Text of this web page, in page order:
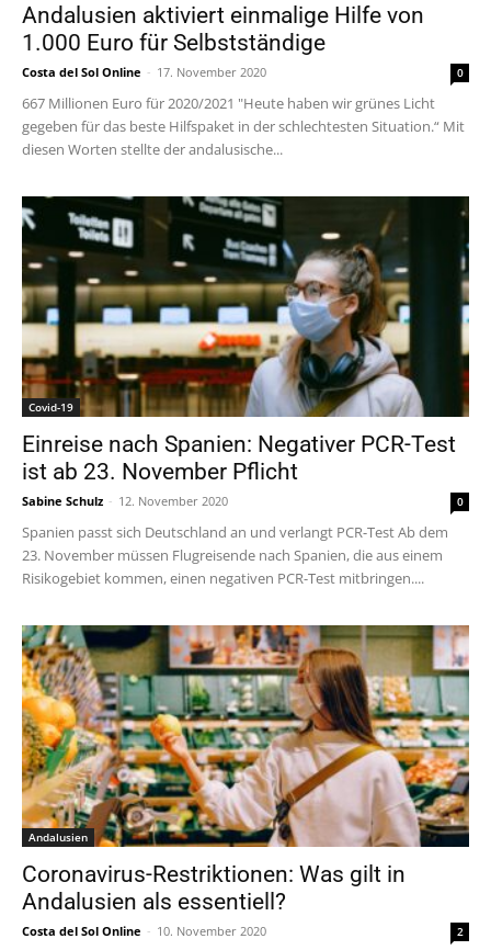
Andalusien aktiviert einmalige Hilfe von
1.000 Euro für Selbstständige
Costa del Sol Online - 17. November 2020 0
667 Millionen Euro für 2020/2021 "Heute haben wir grünes Licht
gegeben für das beste Hilfspaket in der schlechtesten Situation.“ Mit
diesen Worten stellte der andalusische...
Covid-19
Einreise nach Spanien: Negativer PCR-Test
ist ab 23. November Pflicht
Sabine Schulz - 12. November 2020 0
Spanien passt sich Deutschland an und verlangt PCR-Test Ab dem
23. November müssen Flugreisende nach Spanien, die aus einem
Risikogebiet kommen, einen negativen PCR-Test mitbringen....
Andalusien
Coronavirus-Restriktionen: Was gilt in
Andalusien als essentiell?
Costa del Sol Online - 10. November 2020 2